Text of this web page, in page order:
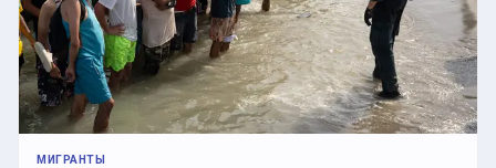
МИГРАНТЫ